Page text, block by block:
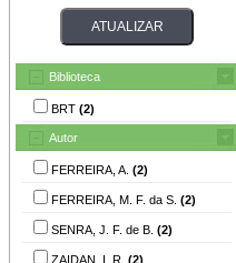
Biblioteca
BRT (2)
Autor
FERREIRA, A. (2)
FERREIRA, M. F. da S. (2)
SENRA, J. F. de B. (2)
ZAIDAN, I. R. (2)